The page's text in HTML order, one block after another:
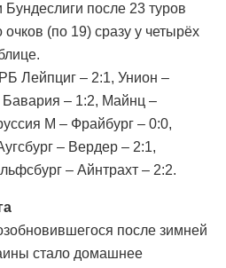
после 23 туров
(по 19) сразу у четырёх
Лейпциг – 2:1, Унион –
Бавария – 1:2, Майнц –
М – Фрайбург – 0:0,
– Вердер – 2:1,
– Айнтрахт – 2:2.
после зимней
стало домашнее